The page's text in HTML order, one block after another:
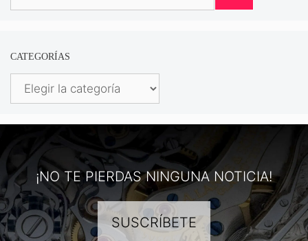
CATEGORÍAS
Categorías
¡NO TE PIERDAS NINGUNA NOTICIA!
SUSCRÍBETE